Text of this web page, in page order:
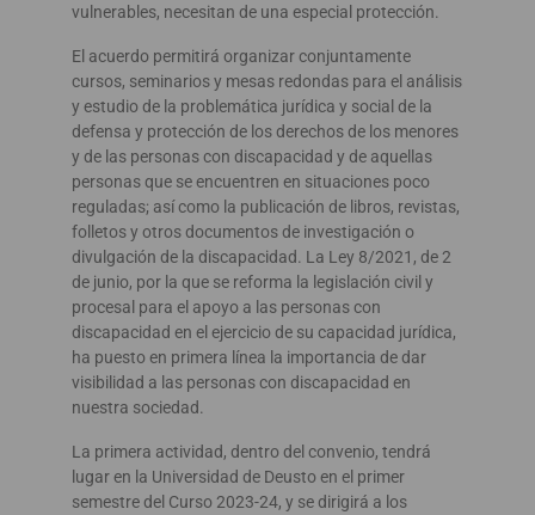
vulnerables, necesitan de una especial protección.
El acuerdo permitirá organizar conjuntamente
cursos, seminarios y mesas redondas para el análisis
y estudio de la problemática jurídica y social de la
defensa y protección de los derechos de los menores
y de las personas con discapacidad y de aquellas
personas que se encuentren en situaciones poco
reguladas; así como la publicación de libros, revistas,
folletos y otros documentos de investigación o
divulgación de la discapacidad. La Ley 8/2021, de 2
de junio, por la que se reforma la legislación civil y
procesal para el apoyo a las personas con
discapacidad en el ejercicio de su capacidad jurídica,
ha puesto en primera línea la importancia de dar
visibilidad a las personas con discapacidad en
nuestra sociedad.
La primera actividad, dentro del convenio, tendrá
lugar en la Universidad de Deusto en el primer
semestre del Curso 2023-24, y se dirigirá a los